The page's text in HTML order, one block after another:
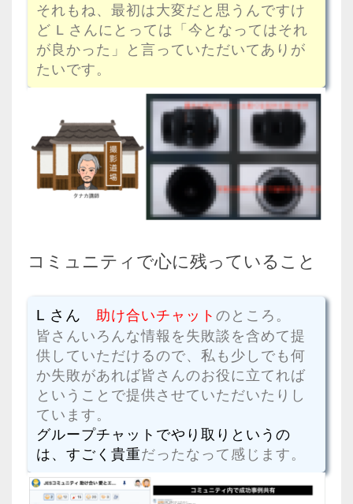
それもね、最初は大変だと思うんですけ
ど L さんにとっては「今となってはそれ
が良かった」と言っていただいてありが
たいです。
コミュニティで心に残っていること
L さん 助け合いチャット のところ。
皆さんいろんな情報を失敗談を含めて提
供していただけるので、私も少しでも何
か失敗があれば皆さんのお役に立てれば
ということで提供させていただいたりし
ています。
グループチャットでやり取りというの
は、すごく貴重だったなって感じます。